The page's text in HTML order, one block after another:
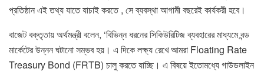
প্রতিষ্ঠান এই তথ্য যাতে যাচাই করতে , সে ব্যবস্থা আগামী বছরেই কার্যকরী হবে।
বাজেট বক্তৃতায় অর্থমন্ত্রী বলেন, ‘বিভিন্ন ধরনের সিকিউরিটিজ ব্যবহারের মাধ্যমে বন্ড
মার্কেটের উন্নন ঘটানো সম্ভব হয়। এ দিকে লক্ষ্য রেখে আমরা Floating Rate
Treasury Bond (FRTB) চালু করতে যাচ্ছি। এ বিষয়ে ইতোমধ্যে গাউডলাইন